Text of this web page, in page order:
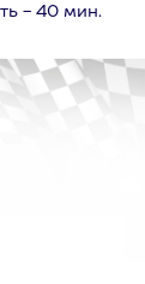
- 40 мин.